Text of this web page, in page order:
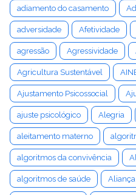
adiamento do casamento
adversidade Afetividade
agressão Agressividade
Agricultura Sustentável
Ajustamento Psicossocial
ajuste psicológico Alegria
aleitamento materno
algoritmos da convivência
algoritmos de saúde Aliança